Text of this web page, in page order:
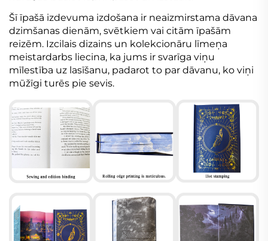
Šī īpašā izdevuma izdošana ir neaizmirstama dāvana
dzimšanas dienām, svētkiem vai citām īpašām
reizēm. Izcilais dizains un kolekcionāru līmeņa
meistardarbs liecina, ka jums ir svarīga viņu
mīlestība uz lasīšanu, padarot to par dāvanu, ko viņi
mūžīgi turēs pie sevis.